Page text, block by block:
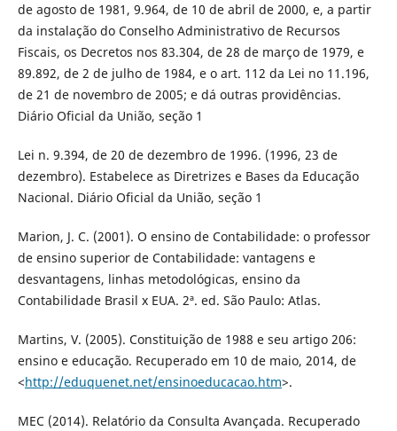
de agosto de 1981, 9.964, de 10 de abril de 2000, e, a partir
da instalação do Conselho Administrativo de Recursos
Fiscais, os Decretos nos 83.304, de 28 de março de 1979, e
89.892, de 2 de julho de 1984, e o art. 112 da Lei no 11.196,
de 21 de novembro de 2005; e dá outras providências.
Diário Oficial da União, seção 1
Lei n. 9.394, de 20 de dezembro de 1996. (1996, 23 de
dezembro). Estabelece as Diretrizes e Bases da Educação
Nacional. Diário Oficial da União, seção 1
Marion, J. C. (2001). O ensino de Contabilidade: o professor
de ensino superior de Contabilidade: vantagens e
desvantagens, linhas metodológicas, ensino da
Contabilidade Brasil x EUA. 2ª. ed. São Paulo: Atlas.
Martins, V. (2005). Constituição de 1988 e seu artigo 206:
ensino e educação. Recuperado em 10 de maio, 2014, de
<http://eduquenet.net/ensinoeducacao.htm>.
MEC (2014). Relatório da Consulta Avançada. Recuperado